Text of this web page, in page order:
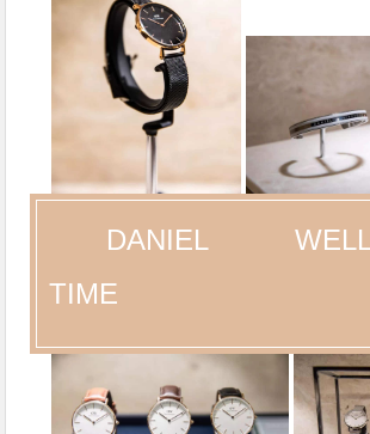
DANIEL
TIME